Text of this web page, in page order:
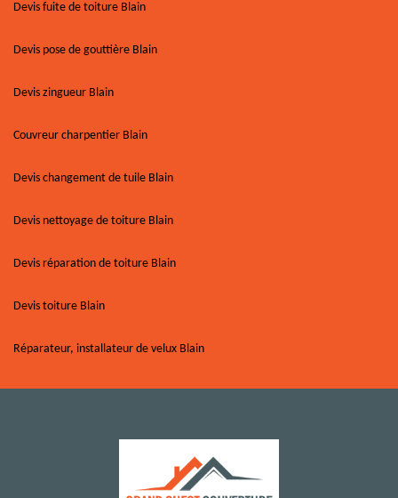
Devis fuite de toiture Blain
Devis pose de gouttière Blain
Devis zingueur Blain
Couvreur charpentier Blain
Devis changement de tuile Blain
Devis nettoyage de toiture Blain
Devis réparation de toiture Blain
Devis toiture Blain
Réparateur, installateur de velux Blain